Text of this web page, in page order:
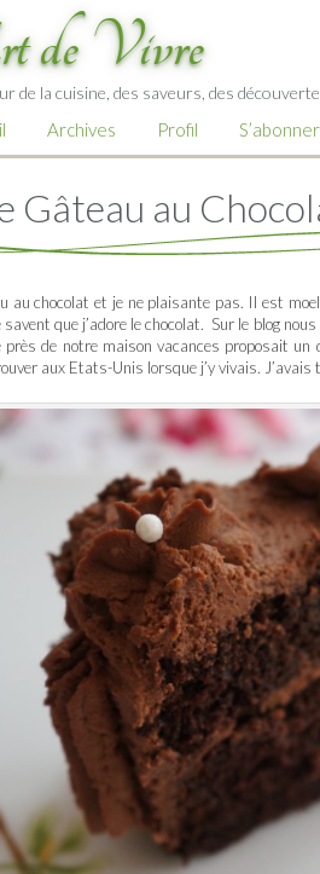
Vivre
de la cuisine, des saveurs, des
Archives Profil S’abonner
Gâteau au
au chocolat et je ne plaisante pas. Il est
que j’adore le chocolat. Sur le blog
près de notre maison vacances proposait un
aux Etats-Unis lorsque j’y vivais.